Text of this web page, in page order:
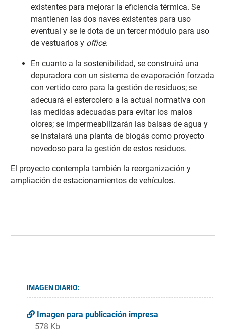
existentes para mejorar la eficiencia térmica. Se
mantienen las dos naves existentes para uso
eventual y se le dota de un tercer módulo para uso
de vestuarios y office.
En cuanto a la sostenibilidad, se construirá una
depuradora con un sistema de evaporación forzada
con vertido cero para la gestión de residuos; se
adecuará el estercolero a la actual normativa con
las medidas adecuadas para evitar los malos
olores; se impermeabilizarán las balsas de agua y
se instalará una planta de biogás como proyecto
novedoso para la gestión de estos residuos.
El proyecto contempla también la reorganización y
ampliación de estacionamientos de vehículos.
IMAGEN DIARIO:
Imagen para publicación impresa
578 Kb